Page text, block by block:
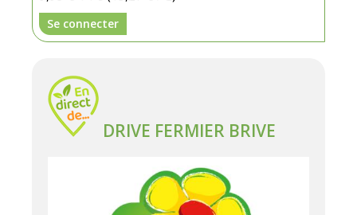
Se connecter
DRIVE FERMIER BRIVE